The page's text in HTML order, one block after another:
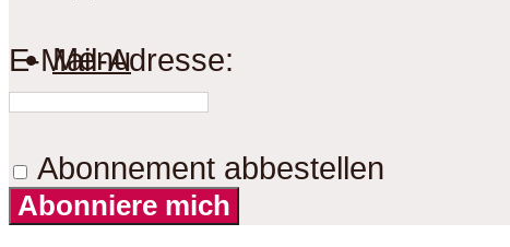
Menu
E-Mail-Adresse:
Abonnement abbestellen
Abonniere mich